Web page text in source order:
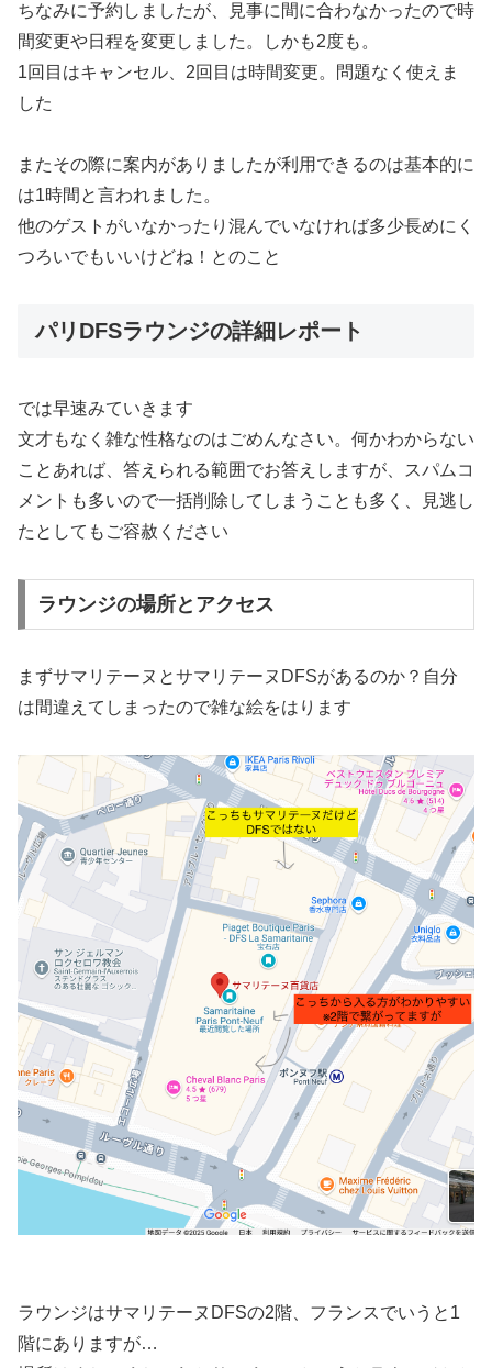
ちなみに予約しましたが、見事に間に合わなかったので時
間変更や日程を変更しました。しかも2度も。
1回目はキャンセル、2回目は時間変更。問題なく使えま
した
またその際に案内がありましたが利用できるのは基本的に
は1時間と言われました。
他のゲストがいなかったり混んでいなければ多少長めにく
つろいでもいいけどね！とのこと
パリDFSラウンジの詳細レポート
では早速みていきます
文才もなく雑な性格なのはごめんなさい。何かわからない
ことあれば、答えられる範囲でお答えしますが、スパムコ
メントも多いので一括削除してしまうことも多く、見逃し
たとしてもご容赦ください
ラウンジの場所とアクセス
まずサマリテーヌとサマリテーヌDFSがあるのか？自分
は間違えてしまったので雑な絵をはります
ラウンジはサマリテーヌDFSの2階、フランスでいうと1
階にありますが…